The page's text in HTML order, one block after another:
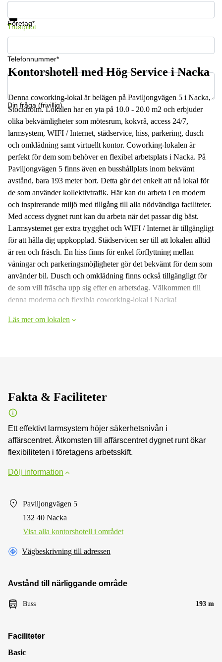
Företag*
Telefonnummer*
Din fråga (frivillig)
Få information och pris
Trustpilot
Kontorshotell med Hög Service i Nacka
Denna coworking-lokal är belägen på Paviljongvägen 5 i Nacka,
Stockholm. Lokalen har en yta på 10.0 - 20.0 m2 och erbjuder
olika bekvämligheter som mötesrum, kokvrå, access 24/7,
larmsystem, WIFI / Internet, städservice, hiss, parkering, dusch
och omklädning samt virtuellt kontor. Coworking-lokalen är
perfekt för dem som behöver en flexibel arbetsplats i Nacka. På
Paviljongvägen 5 finns även en busshållplats inom bekvämt
avstånd, bara 193 meter bort. Detta gör det enkelt att nå lokal för
de som använder kollektivtrafik. Här kan du arbeta i en modern
och inspirerande miljö med tillgång till alla nödvändiga faciliteter.
Med access dygnet runt kan du arbeta när det passar dig bäst.
Larmsystemet ger extra trygghet och WIFI / Internet är tillgängligt
för att hålla dig uppkopplad. Städservicen ser till att lokalen alltid
är ren och fräsch. En hiss finns för enkel förflyttning mellan
våningar och parkeringsmöjligheter gör det bekvämt för dem som
använder bil. Dusch och omklädning finns också tillgängligt för
de som vill fräscha upp sig efter en arbetsdag. Välkommen till
denna moderna och flexibla coworking-lokal i Nacka!
Läs mer om lokalen
Fakta & Faciliteter
Ett effektivt larmsystem höjer säkerhetsnivån i
affärscentret. Åtkomsten till affärscentret dygnet runt ökar
flexibiliteten i företagens arbetsskift.
Dölj information
Paviljongvägen 5
132 40 Nacka
Visa alla kontorshotell i området
Vägbeskrivning till adressen
Avstånd till närliggande område
Buss 193 m
Faciliteter
Basic